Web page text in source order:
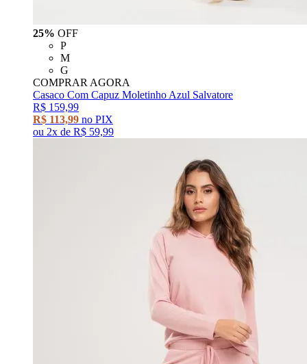
25% OFF
P
M
G
COMPRAR AGORA
Casaco Com Capuz Moletinho Azul Salvatore
R$ 159,99
R$ 113,99 no PIX
ou 2x de R$ 59,99